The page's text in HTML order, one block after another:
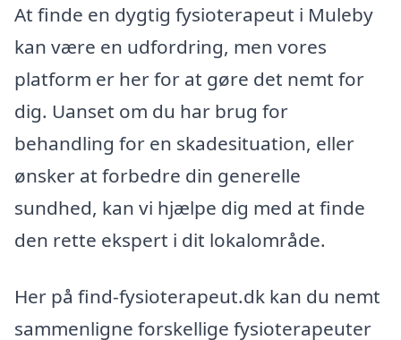
At finde en dygtig fysioterapeut i Muleby
kan være en udfordring, men vores
platform er her for at gøre det nemt for
dig. Uanset om du har brug for
behandling for en skadesituation, eller
ønsker at forbedre din generelle
sundhed, kan vi hjælpe dig med at finde
den rette ekspert i dit lokalområde.
Her på find-fysioterapeut.dk kan du nemt
sammenligne forskellige fysioterapeuter